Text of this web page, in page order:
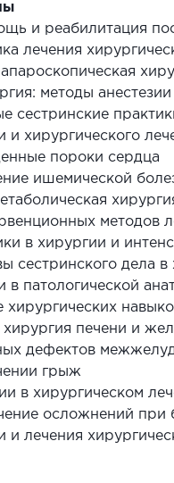
и реабилитация
лечения
методы
сестринские
и хирургического
пороки сердца
ишемической
методов
в хирургии и
сестринского дела в
в патологической
печени и
дефектов
грыж
в хирургическом
осложнений
и лечения